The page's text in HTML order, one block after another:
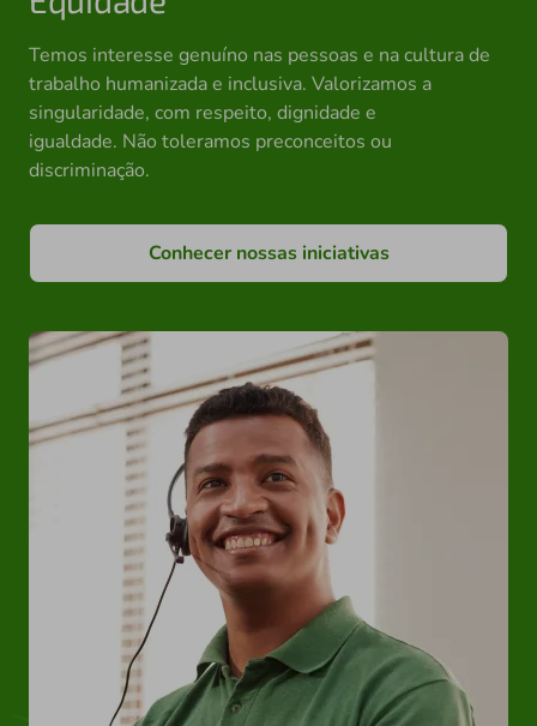
Temos interesse genuíno nas pessoas e na cultura de
trabalho humanizada e inclusiva. Valorizamos a
singularidade, com respeito, dignidade e
igualdade. Não toleramos preconceitos ou
discriminação.
Conhecer nossas iniciativas